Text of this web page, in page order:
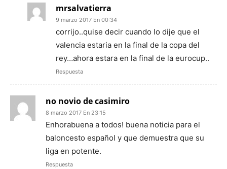
mrsalvatierra
9 marzo 2017 En 00:34
corrijo..quise decir cuando lo dije que el
valencia estaria en la final de la copa del
rey…ahora estara en la final de la eurocup..
Respuesta
no novio de casimiro
8 marzo 2017 En 23:15
Enhorabuena a todos! buena noticia para el
baloncesto español y que demuestra que su
liga en potente.
Respuesta